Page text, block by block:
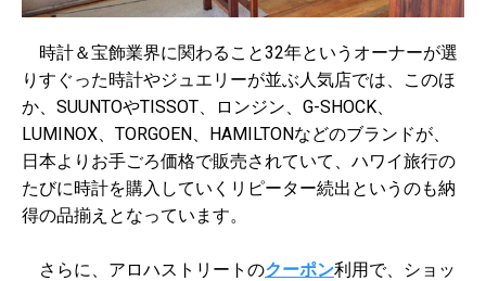
時計＆宝飾業界に関わること32年というオーナーが選
りすぐった時計やジュエリーが並ぶ人気店では、このほ
か、SUUNTOやTISSOT、ロンジン、G-SHOCK、
LUMINOX、TORGOEN、HAMILTONなどのブランドが、
日本よりお手ごろ価格で販売されていて、ハワイ旅行の
たびに時計を購入していくリピーター続出というのも納
得の品揃えとなっています。
さらに、アロハストリートのクーポン利用で、ショッ